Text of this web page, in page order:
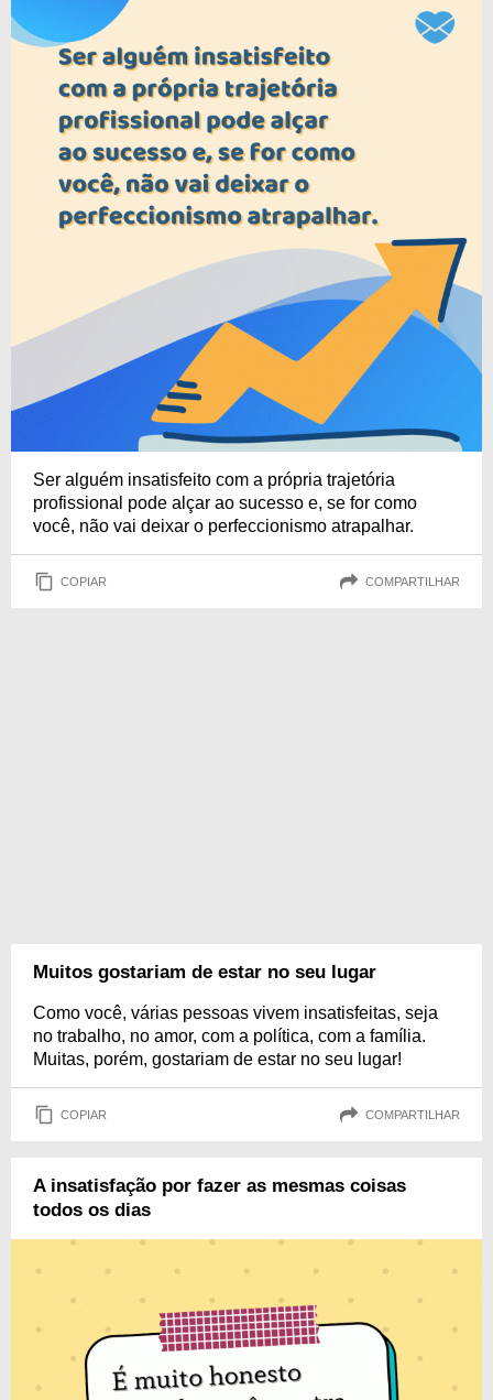
Ser alguém insatisfeito com a própria trajetória
profissional pode alçar ao sucesso e, se for como
você, não vai deixar o perfeccionismo atrapalhar.
COPIAR COMPARTILHAR
Muitos gostariam de estar no seu lugar
Como você, várias pessoas vivem insatisfeitas, seja
no trabalho, no amor, com a política, com a família.
Muitas, porém, gostariam de estar no seu lugar!
COPIAR COMPARTILHAR
A insatisfação por fazer as mesmas coisas
todos os dias